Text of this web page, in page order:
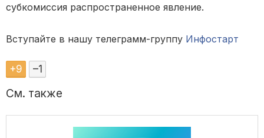
субкомиссия распространенное явление.
Вступайте в нашу телеграмм-группу Инфостарт
+9 –1
См. также